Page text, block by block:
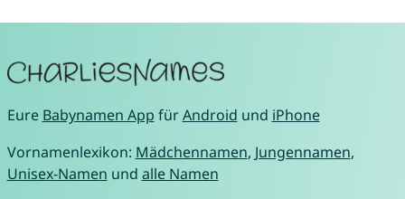
Eure Babynamen App fürAndroid und iPhone
Vornamenlexikon: Mädchennamen, Jungennamen,
Unisex-Namen und alle Namen